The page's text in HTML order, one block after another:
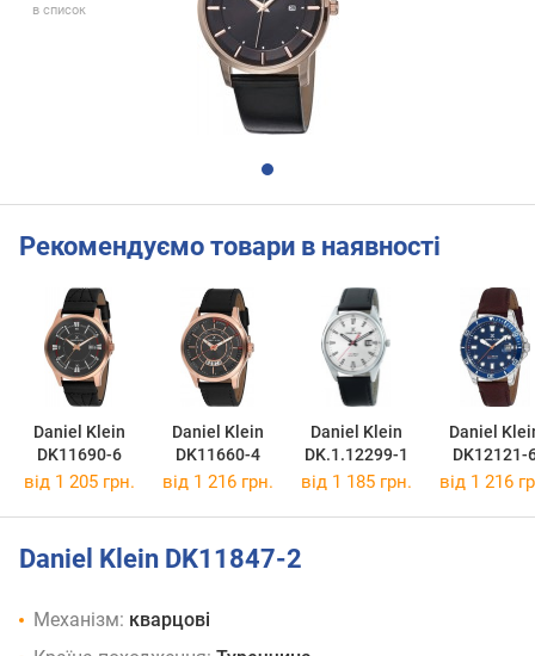
в список
Рекомендуємо товари в наявності
Daniel Klein
DK11690-6
Daniel Klein
DK11660-4
Daniel Klein
DK.1.12299-1
Daniel
DK12121-
від 1 205 грн. від 1 216 грн. від 1 185 грн. від 1 216
Daniel Klein DK11847-2
Механізм: кварцові